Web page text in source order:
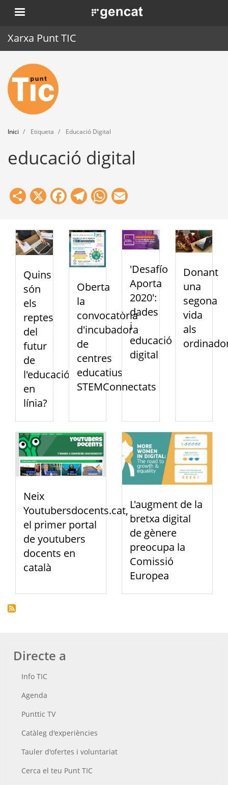
Vés
al
. Obre en una nova finestra.
Xarxa Punt TIC
Inici
Punt TIC
Actualitat
Agenda
Formació
Eines
Inici Etiqueta Educació Digital
educació digital
Share
X Facebook
Telegram
WhatsApp
Quins
són
els
reptes
del
futur
de
l'educació
en
línia?
Oberta
la
convocatòria
d'incubadora
de
centres
educatius
STEMConnectats
'Desafío
Aporta
2020':
dades
i
educació
digital
Donant
una
segona
vida
als
Neix
Youtubersdocents.cat,
el primer portal
de youtubers
docents en
català
L'augment de la
bretxa digital
de gènere
preocupa la
Comissió
Europea
Directe a
Info TIC
Agenda
Punttic TV
Catàleg d'experiències
Tauler d'ofertes i voluntariat
Cerca el teu Punt TIC